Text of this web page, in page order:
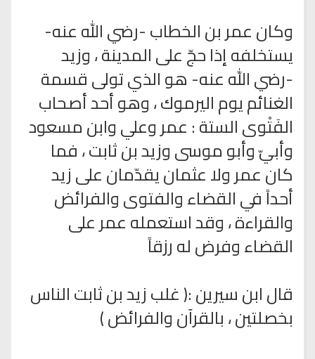
وكان عمر بن الخطاب -رضي الله عنه-
يستخلفه إذا حجّ على المدينة ، وزيد
-رضي الله عنه- هو الذي تولى قسمة
الغنائم يوم اليرموك ، وهو أحد أصحاب
الفَتْوى الستة : عمر وعلي وابن مسعود
وأبيّ وأبو موسى وزيد بن ثابت ، فما
كان عمر ولا عثمان يقدّمان على زيد
أحداً في القضاء والفتوى والفرائض
والقراءة ، وقد استعمله عمر على
القضاء وفرض له رزقاً
قال ابن سيرين :( غلب زيد بن ثابت الناس
بخصلتين ، بالقرآن والفرائض )